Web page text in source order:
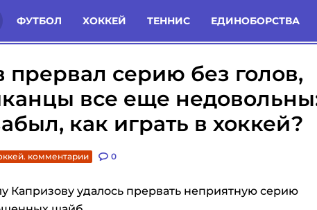
ФУТБОЛ ХОККЕЙ ТЕННИС ЕДИНОБОРСТВА
России: Статьи Комменты Новости
прервал серию без голов,
все еще
как играть в хоккей?
комментарии 0
Капризову удалось прервать неприятную серию